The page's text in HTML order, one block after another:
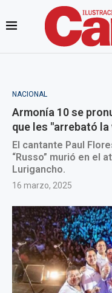
NACIONAL
Armonía 10 se
que les "arrebató
El cantante Paul
“Russo” murió en el
Lurigancho.
16 marzo, 2025